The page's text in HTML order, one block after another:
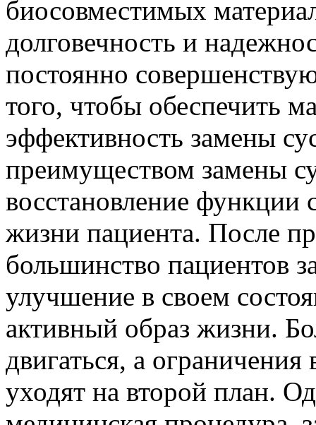
биосовместимых
долговечность и
постоянно
того, чтобы обеспечить
эффективность замены
преимуществом замены
восстановление функции
жизни пациента. После
большинство пациентов
улучшение в своем
активный образ жизни.
двигаться, а
уходят на второй план.